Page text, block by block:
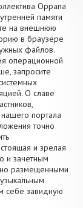
Oppana
памяти
на внешнюю
в браузере
файлов.
операционной
запросите
О славе
портала
точно
и зрелая
и зачетным
размещенными
себе завидную